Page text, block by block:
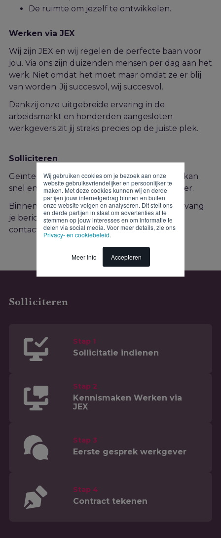
Wij gebruiken cookies om je bezoek aan onze
website gebruiksvriendelijker en persoonlijker te
maken. Met deze cookies kunnen wij en derde
partijen jouw internetgedrag binnen en buiten
onze website volgen en analyseren. Dit stelt ons
en derde partijen in staat om advertenties af te
stemmen op jouw interesses en om informatie te
delen via social media. Voor meer details, zie ons
Privacy- en cookiebeleid.
Meer info Accepteren
De ruimte om jezelf te ontwikkelen.
Werken via JEX
Wij zijn JEX en wij regelen de perfecte baan voor
jou. Via ons zijn duizenden mensen per dag aan het
werk. Niet omdat het moet maar omdat ze er blij
van worden. Jij succesvol, wij succesvol.
Dankzij onze uitgebreide ervaring in de
arbeidsmarkt en honderden aangesloten
werkgevers zit jij straks precies op de juiste plek.
Solliciteren
Geïnteresseerd in deze functie? Solliciteren kan
snel en gemakkelijk via onderstaand formulier.
Binnen twee werkdagen na je sollicitatie ontvang
je bericht van ons. Heb je vragen? Neem dan
contact op met de recruiter!
Solliciteren
Stap 1
Sollicitatie indienen
Stap 2
Kennismaken Werken via
JEX
Stap 3
Eerste gesprek werkgever
Stap 4
Contract tekenen